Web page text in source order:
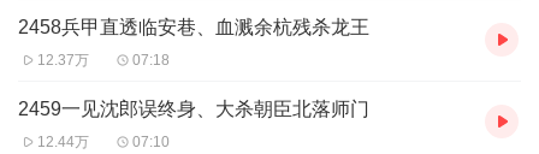
2458兵甲直透临安巷、血溅余杭残杀龙王
12.37万 07:18
2459一见沈郎误终身、大杀朝臣北落师门
12.44万 07:10